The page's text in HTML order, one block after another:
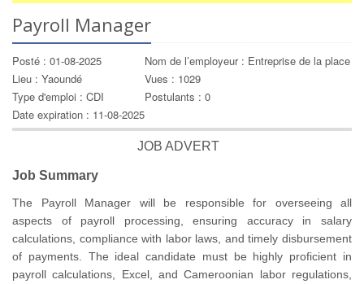
Payroll Manager
Posté : 01-08-2025
Nom de l’employeur : Entreprise de la place
Lieu : Yaoundé
Vues : 1029
Type d'emploi : CDI
Postulants : 0
Date expiration : 11-08-2025
JOB ADVERT
Job Summary
The Payroll Manager will be responsible for overseeing all
aspects of payroll processing, ensuring accuracy in salary
calculations, compliance with labor laws, and timely disbursement
of payments. The ideal candidate must be highly proficient in
payroll calculations, Excel, and Cameroonian labor regulations,